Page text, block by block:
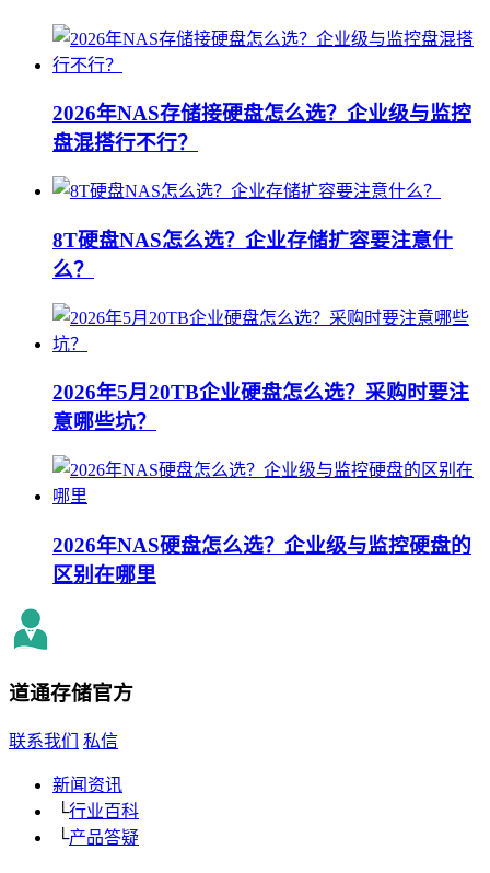
2026年NAS存储接硬盘怎么选？企业级与监控
盘混搭行不行？
8T硬盘NAS怎么选？企业存储扩容要注意什
么？
2026年5月20TB企业硬盘怎么选？采购时要注
意哪些坑？
2026年NAS硬盘怎么选？企业级与监控硬盘的
区别在哪里
道通存储官方
联系我们 私信
新闻资讯
└行业百科
└产品答疑